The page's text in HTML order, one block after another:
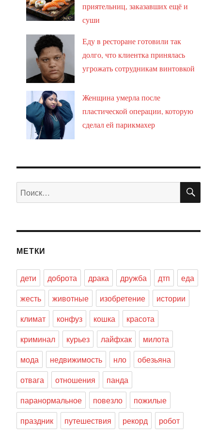
приятельниц, заказавших ещё и
суши
Еду в ресторане готовили так
долго, что клиентка принялась
угрожать сотрудникам винтовкой
Женщина умерла после
пластической операции, которую
сделал ей парикмахер
Искать:
МЕТКИ
дети доброта драка дружба дтп
еда
жесть
животные изобретение
истории
климат
конфуз кошка
красота
криминал
курьез лайфхак
милота
мода
недвижимость нло
обезьяна
отвага
отношения
панда
паранормальное
повезло
пожилые
праздник
путешествия рекорд
робот